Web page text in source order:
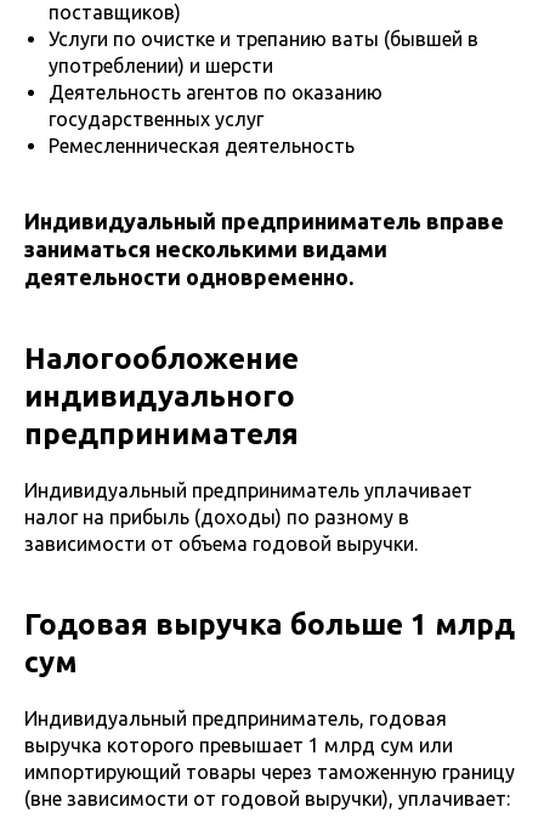
поставщиков)
Услуги по очистке и трепанию ваты (бывшей в
употреблении) и шерсти
Деятельность агентов по оказанию
государственных услуг
Ремесленническая деятельность
Индивидуальный предприниматель вправе
заниматься несколькими видами
деятельности одновременно.
Налогообложение
индивидуального
предпринимателя
Индивидуальный предприниматель уплачивает
налог на прибыль (доходы) по разному в
зависимости от объема годовой выручки.
Годовая выручка больше 1 млрд
сум
Индивидуальный предприниматель, годовая
выручка которого превышает 1 млрд сум или
импортирующий товары через таможенную границу
(вне зависимости от годовой выручки), уплачивает: